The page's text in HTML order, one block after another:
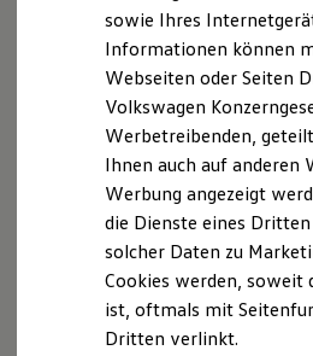
Werkbesichtigung
Lifestyle Shop
T-Roc Kollektion
Golf Kollektion
ID. Kollektion
Volkswagen
R-Kollektion
GTI Kollektion
Fußball Drop
we drive football
#wedriveproud
Besitzer und Service
Software Updates
Service und Ersatzteile
Wendig, flexibel, vielseitig.
T‑Cross.
Mehr zum T-Cross erfahren
sowie Ihres
Informationen können
Webseiten oder Seiten
Volkswagen
Werbetreibenden,
Ihnen auch auf anderen
Werbung angezeigt
die Dienste eines
solcher Daten zu
Cookies werden, soweit
ist, oftmals mit
Dritten verlinkt.